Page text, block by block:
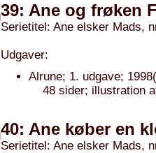
39: Ane og frøken
Serietitel: Ane elsker Mads,
Udgaver:
Alrune; 1. udgave;
48 sider; illustration
40: Ane køber en
Serietitel: Ane elsker Mads,